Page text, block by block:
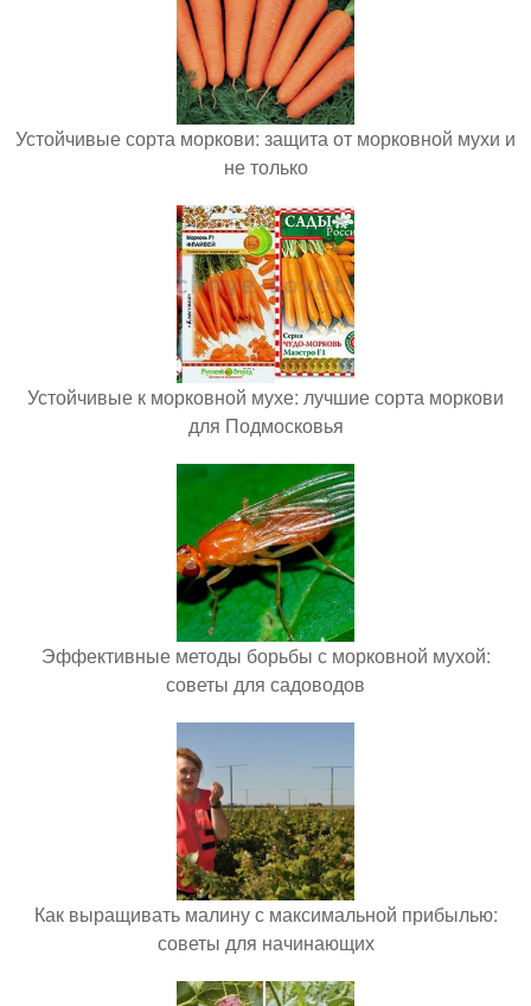
Устойчивые сорта моркови: защита от морковной мухи и
не только
Устойчивые к морковной мухе: лучшие сорта моркови
для Подмосковья
Эффективные методы борьбы с морковной мухой:
советы для садоводов
Как выращивать малину с максимальной прибылью:
советы для начинающих